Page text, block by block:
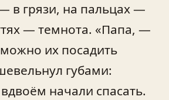
в грязи, на пальцах —
— темнота. «Папа, —
их посадить
губами:
начали спасать.